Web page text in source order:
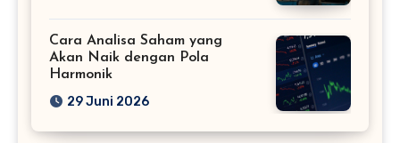
Cara Analisa Saham yang
Akan Naik dengan Pola
Harmonik
29 Juni 2026